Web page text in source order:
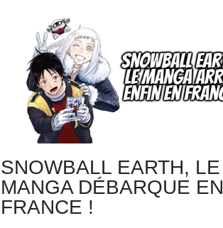
SNOWBALL EARTH, LE
MANGA DÉBARQUE EN
FRANCE !